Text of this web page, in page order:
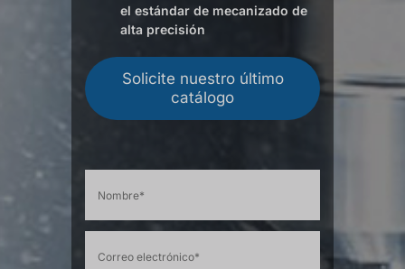
el estándar de mecanizado de
alta precisión
Solicite nuestro último
catálogo